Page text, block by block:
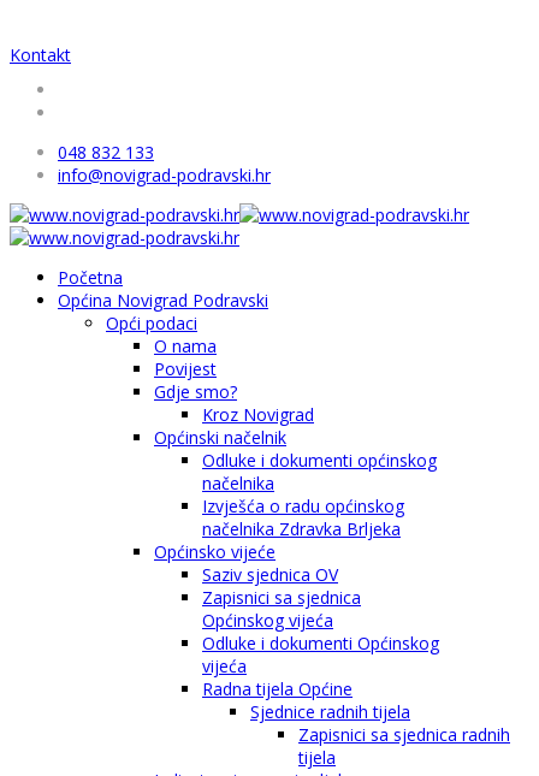
Kontakt
048 832 133
info@novigrad-podravski.hr
Početna
Općina Novigrad Podravski
Opći podaci
O nama
Povijest
Gdje smo?
Kroz Novigrad
Općinski načelnik
Odluke i dokumenti općinskog
načelnika
Izvješća o radu općinskog
načelnika Zdravka Brljeka
Općinsko vijeće
Saziv sjednica OV
Zapisnici sa sjednica
Općinskog vijeća
Odluke i dokumenti Općinskog
vijeća
Radna tijela Općine
Sjednice radnih tijela
Zapisnici sa sjednica radnih
tijela